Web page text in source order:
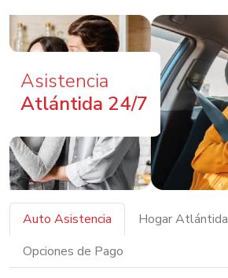
Asistencia
Atlántida 24/7
Auto Asistencia Hogar Atlántida
Opciones de Pago